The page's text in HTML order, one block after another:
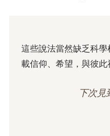
這些說法當然缺乏科
載信仰、希望，與彼此
下次